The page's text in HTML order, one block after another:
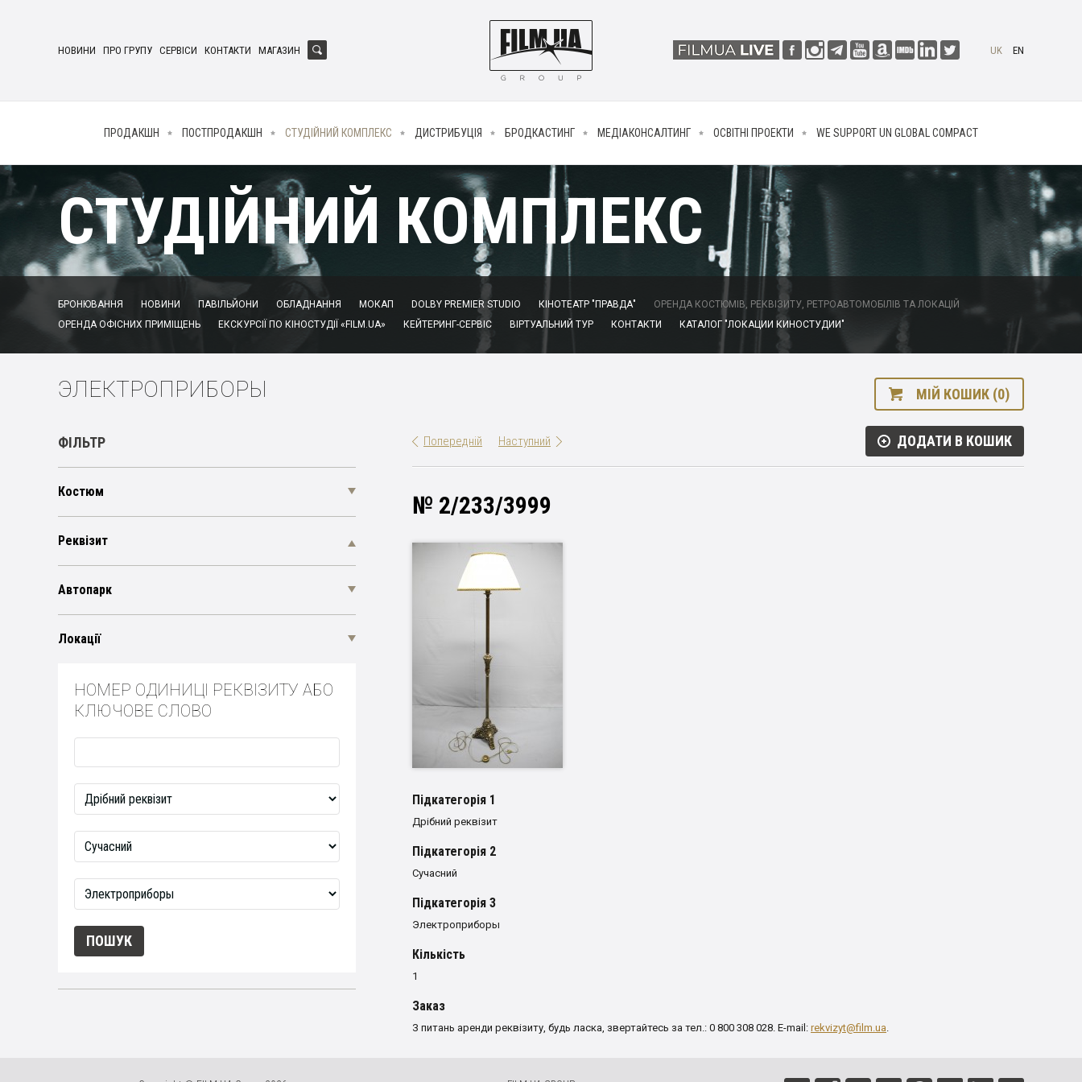
НОВИНИ ПРО ГРУПУ СЕРВІСИ КОНТАКТИ МАГАЗИН UK EN
ПРОДАКШН ПОСТПРОДАКШН СТУДІЙНИЙ КОМПЛЕКС ДИСТРИБУЦІЯ БРОДКАСТИНГ МЕДІАКОНСАЛТИНГ ОСВІТНІ ПРОЕКТИ WE SUPPORT UN GLOBAL COMPACT
СТУДІЙНИЙ КОМПЛЕКС
БРОНЮВАННЯ НОВИНИ ПАВІЛЬЙОНИ ОБЛАДНАННЯ МОКАП DOLBY PREMIER STUDIO КІНОТЕАТР "ПРАВДА"
ОРЕНДА КОСТЮМІВ, РЕКВІЗИТУ, РЕТРОАВТОМОБІЛІВ ТА ЛОКАЦІЙ
ОРЕНДА ОФІСНИХ ПРИМІЩЕНЬ
ЕКСКУРСІЇ ПО КІНОСТУДІЇ «FILM.UA» КЕЙТЕРИНГ-СЕРВІС ВІРТУАЛЬНИЙ ТУР КОНТАКТИ КАТАЛОГ "ЛОКАЦИИ КИНОСТУДИИ"
ЭЛЕКТРОПРИБОРЫ МІЙ КОШИК (0)
ФІЛЬТР
Костюм
Реквізит
Автопарк
Локації
НОМЕР ОДИНИЦІ РЕКВІЗИТУ АБО
КЛЮЧОВЕ СЛОВО
Попередній Наступний ДОДАТИ В КОШИК
№ 2/233/3999
Пiдкатегорiя 1
Дрібний реквізит
Пiдкатегорiя 2
Сучасний
Пiдкатегорiя 3
Электроприборы
Кількість
1
Заказ
З питань аренди реквізиту, будь ласка, звертайтесь за тел.: 0 800 308 028. E-mail: rekvizyt@film.ua.